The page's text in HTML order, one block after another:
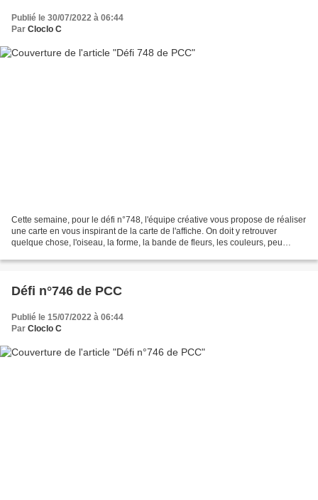
Publié le 30/07/2022 à 06:44
Par Cloclo C
Cette semaine, pour le défi n°748, l'équipe créative vous propose de réaliser
une carte en vous inspirant de la carte de l'affiche. On doit y retrouver
quelque chose, l'oiseau, la forme, la bande de fleurs, les couleurs, peu
Défi n°746 de PCC
Publié le 15/07/2022 à 06:44
Par Cloclo C